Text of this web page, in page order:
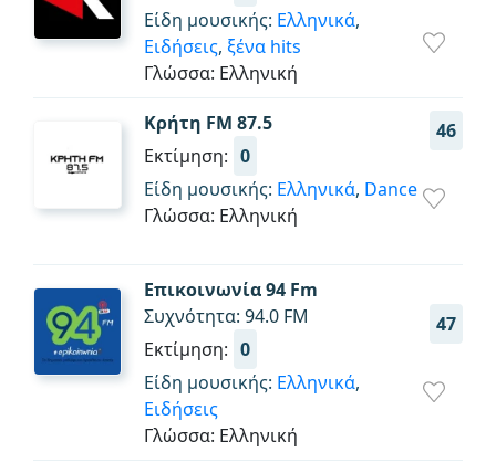
Είδη μουσικής: Ελληνικά,
Ειδήσεις, ξένα hits
Γλώσσα: Ελληνική
Κρήτη FM 87.5
46
Εκτίμηση: 0
Είδη μουσικής: Ελληνικά, Dance
Γλώσσα: Ελληνική
Επικοινωνία 94 Fm
47
Συχνότητα: 94.0 FM
Εκτίμηση: 0
Είδη μουσικής: Ελληνικά,
Ειδήσεις
Γλώσσα: Ελληνική